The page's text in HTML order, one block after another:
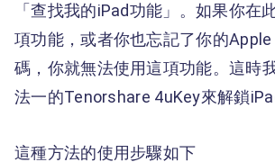
「查找我的iPad功能」。如果你在
項功能，或者你也忘記了你的Apple
碼，你就無法使用這項功能。這時
法一的Tenorshare 4uKey來解鎖
這種方法的使用步驟如下